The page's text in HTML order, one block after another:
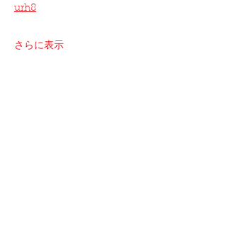
urh8
さらに表示